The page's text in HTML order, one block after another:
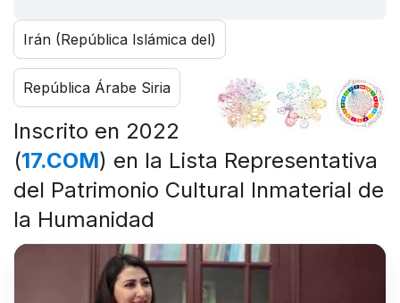
Irán (República Islámica del)
República Árabe Siria
Inscrito en 2022
(17.COM) en la Lista Representativa
del Patrimonio Cultural Inmaterial de
la Humanidad